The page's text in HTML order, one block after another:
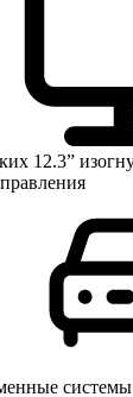
12.3”